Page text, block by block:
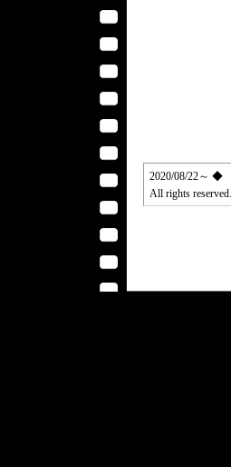
2020/08/22～ ◆
All rights reserved.